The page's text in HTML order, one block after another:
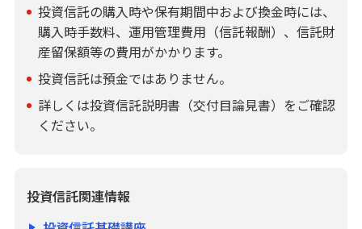
投資信託の購入時や保有期間中および換金時には、
購入時手数料、運用管理費用（信託報酬）、信託財
産留保額等の費用がかかります。
投資信託は預金ではありません。
詳しくは投資信託説明書（交付目論見書）をご確認
ください。
投資信託関連情報